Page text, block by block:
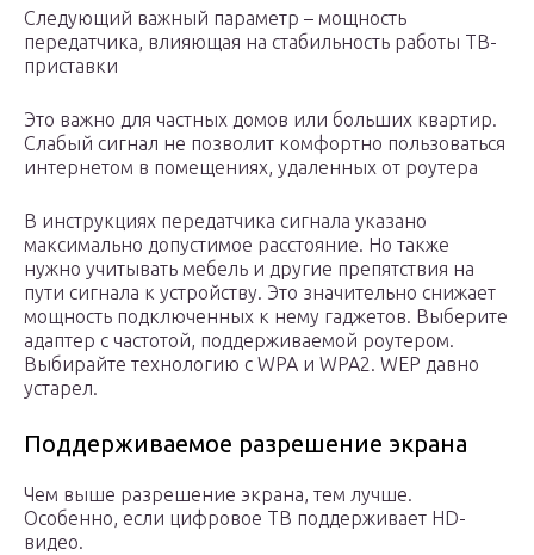
Следующий важный параметр – мощность
передатчика, влияющая на стабильность работы ТВ-
приставки
Это важно для частных домов или больших квартир.
Слабый сигнал не позволит комфортно пользоваться
интернетом в помещениях, удаленных от роутера
В инструкциях передатчика сигнала указано
максимально допустимое расстояние. Но также
нужно учитывать мебель и другие препятствия на
пути сигнала к устройству. Это значительно снижает
мощность подключенных к нему гаджетов. Выберите
адаптер с частотой, поддерживаемой роутером.
Выбирайте технологию с WPA и WPA2. WEP давно
устарел.
Поддерживаемое разрешение экрана
Чем выше разрешение экрана, тем лучше.
Особенно, если цифровое ТВ поддерживает HD-
видео.